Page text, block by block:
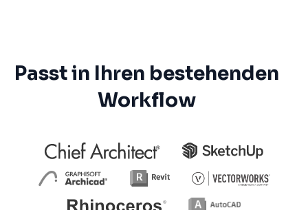
Passt in Ihren bestehenden
Workflow